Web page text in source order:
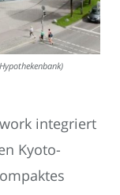
integriert
Kyoto-